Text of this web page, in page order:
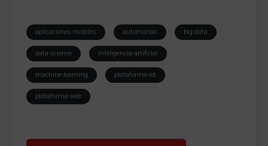
aplicaciones-mobiles automoción big-data
data-science inteligencia-artificial
machine-learning plataforma-iot
plataforma-web